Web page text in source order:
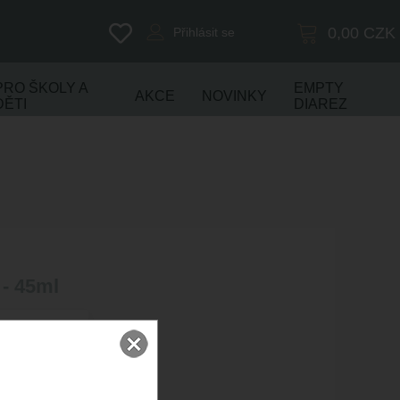
0,00 CZK
Přihlásit se
ŠKOLY A
AKCE NOVINKY
EMPTY
DIAREZ